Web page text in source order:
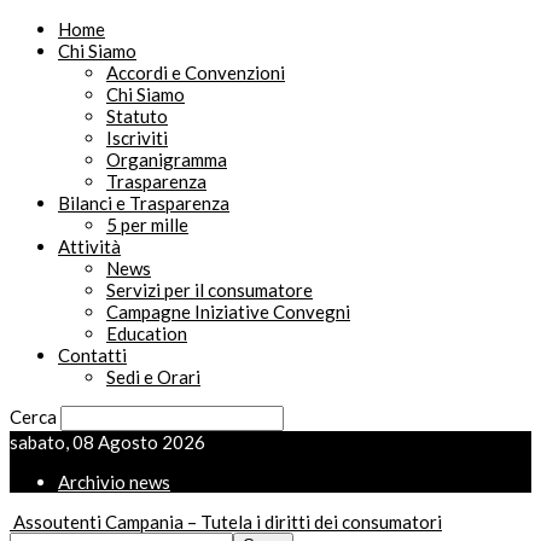
Home
Chi Siamo
Accordi e Convenzioni
Chi Siamo
Statuto
Iscriviti
Organigramma
Trasparenza
Bilanci e Trasparenza
5 per mille
Attività
News
Servizi per il consumatore
Campagne Iniziative Convegni
Education
Contatti
Sedi e Orari
Cerca
sabato, 08 Agosto 2026
Archivio news
Assoutenti Campania – Tutela i diritti dei consumatori